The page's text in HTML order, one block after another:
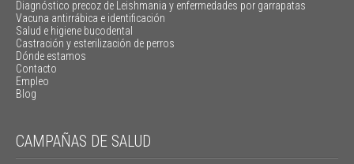
Diagnóstico precoz de Leishmania y enfermedades por garrapatas
Vacuna antirrábica e identificación
Salud e higiene bucodental
Castración y esterilización de perros
Dónde estamos
Contacto
Empleo
Blog
CAMPAÑAS DE SALUD